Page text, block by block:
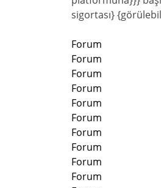
sigortası}
Forum
Forum
Forum
Forum
Forum
Forum
Forum
Forum
Forum
Forum